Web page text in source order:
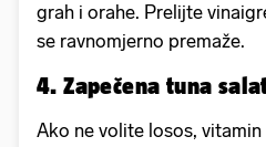
grah i orahe. Prelijte
se ravnomjerno premaže.
4. Zapečena tuna
Ako ne volite losos,